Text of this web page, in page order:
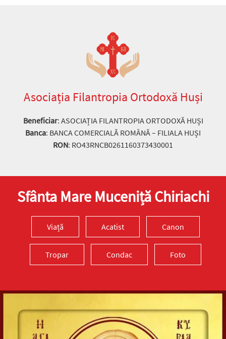
Asociația Filantropia Ortodoxă Huși
Beneficiar: ASOCIAȚIA FILANTROPIA ORTODOXĂ HUȘI
Banca: BANCA COMERCIALĂ ROMÂNĂ – FILIALA HUȘI
RON: RO43RNCB0261160373430001
Sfânta Mare Muceniță Chiriachi
Viață Acatist Canon
Tropar Condac Foto